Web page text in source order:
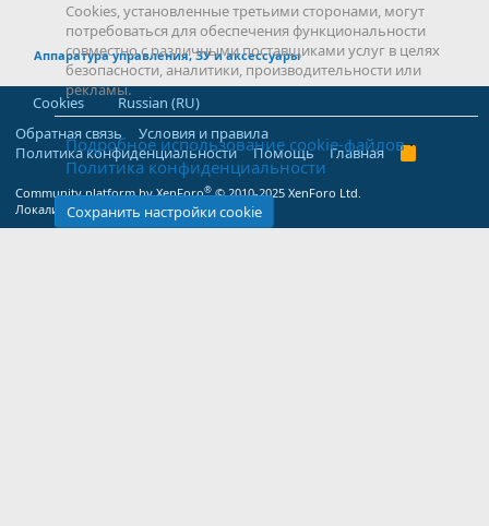
Аппаратура управления, ЗУ и аксессуары
Cookies
Russian (RU)
Обратная связь
Условия и правила
Политика конфиденциальности
Помощь Главная
R
Community platform by XenForo® © 2010-2025 XenForo Ltd.
Локализация отXenForo.Info
Cookies, установленные третьими сторонами, могут
потребоваться для обеспечения функциональности
совместно с различными поставщиками услуг в целях
безопасности, аналитики, производительности или
рекламы.
Подробное использование cookie-файлов
Политика конфиденциальности
Сохранить настройки cookie